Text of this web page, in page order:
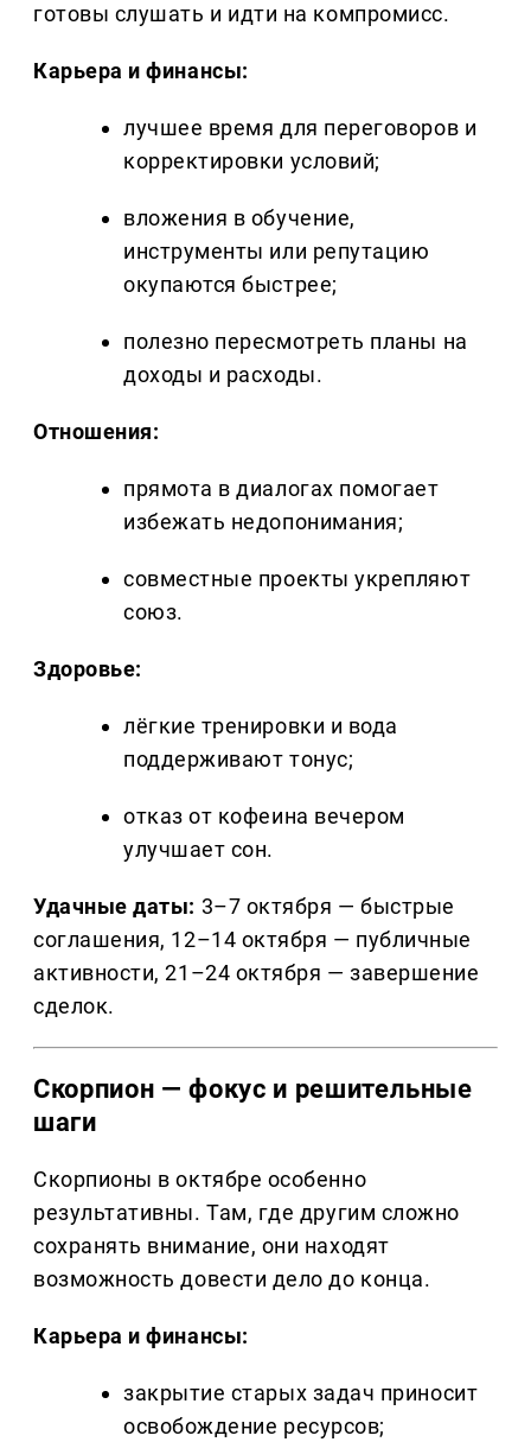
готовы слушать и идти на компромисс.
Карьера и финансы:
лучшее время для переговоров и
корректировки условий;
вложения в обучение,
инструменты или репутацию
окупаются быстрее;
полезно пересмотреть планы на
доходы и расходы.
Отношения:
прямота в диалогах помогает
избежать недопонимания;
совместные проекты укрепляют
союз.
Здоровье:
лёгкие тренировки и вода
поддерживают тонус;
отказ от кофеина вечером
улучшает сон.
Удачные даты: 3–7 октября — быстрые
соглашения, 12–14 октября — публичные
активности, 21–24 октября — завершение
сделок.
Скорпион — фокус и решительные
шаги
Скорпионы в октябре особенно
результативны. Там, где другим сложно
сохранять внимание, они находят
возможность довести дело до конца.
Карьера и финансы:
закрытие старых задач приносит
освобождение ресурсов;